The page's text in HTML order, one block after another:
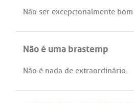
Não ser excepcionalmente bom
Não é uma brastemp
Não é nada de extraordinário.